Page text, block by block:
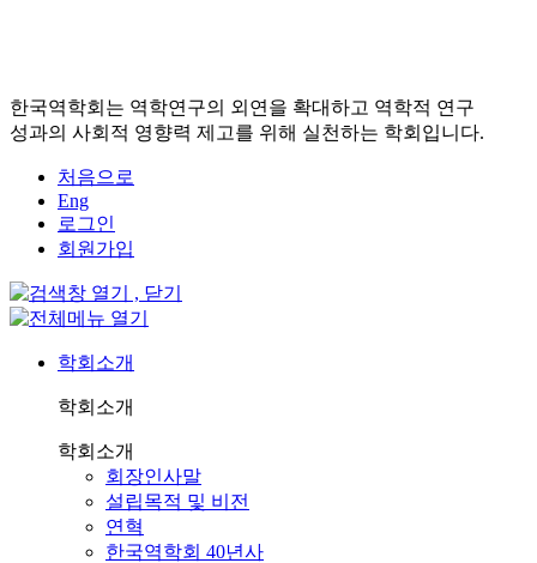
한국역학회는 역학연구의 외연을 확대하고 역학적 연구
성과의 사회적 영향력 제고를 위해 실천하는 학회입니다.
처음으로
Eng
로그인
회원가입
학회소개
학회소개
학회소개
회장인사말
설립목적 및 비전
연혁
한국역학회 40년사